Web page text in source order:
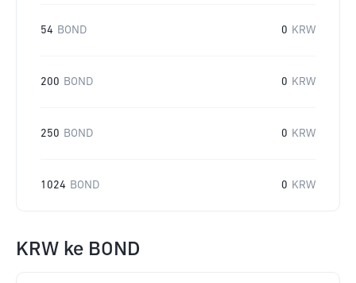
54 BOND 0 KRW
200 BOND 0 KRW
250 BOND 0 KRW
1024 BOND 0 KRW
KRW ke BOND